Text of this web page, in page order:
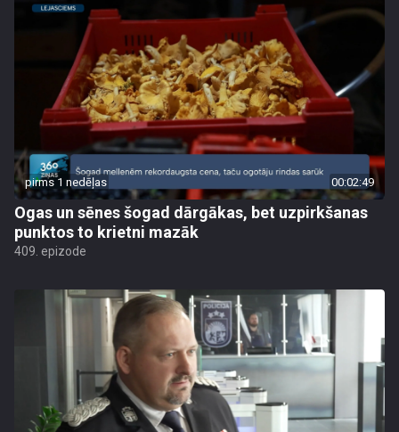
pirms 1 nedēļas 00:02:49
Ogas un sēnes šogad dārgākas, bet uzpirkšanas
punktos to krietni mazāk
409. epizode